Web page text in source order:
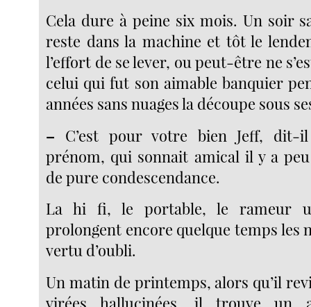
Cela dure à peine six mois. Un soir
reste dans la machine et tôt le
l’effort de se lever, ou peut-être ne
celui qui fut son aimable banquier
années sans nuages la découpe sous
– C’est pour votre bien Jeff, dit-
prénom, qui sonnait amical il y a
de pure condescendance.
La hi fi, le portable, le rameur
prolongent encore quelque temps les
vertu d’oubli.
Un matin de printemps, alors qu’il
virées hallucinées, il trouve un